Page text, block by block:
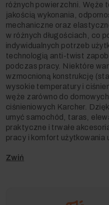
różnych powierzchni. Węże
jakością wykonania,
mechaniczne oraz
w różnych długościach, co
indywidualnych potrzeb
technologią anti-twist
podczas pracy. Niektóre
wzmocnioną konstrukcję
wysokie temperatury i
węże zarówno do
ciśnieniowych Karcher.
umyć samochód, taras,
praktyczne i trwałe
pracy i komfort użytkowania